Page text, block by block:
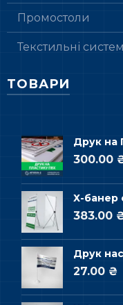
Промостоли
Текстильні
ТОВАРИ
Друк на
300.00
Х-банер
383.00
Друк
27.00 ₴